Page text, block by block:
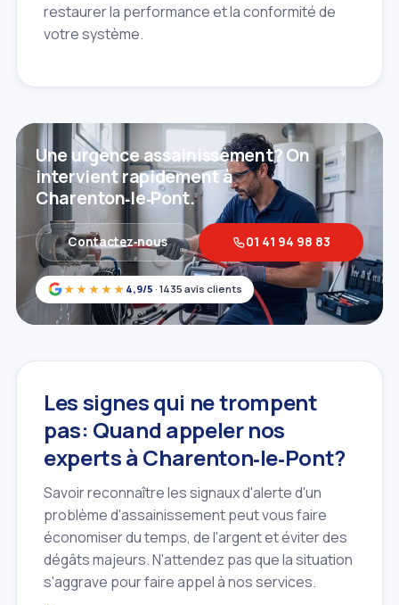
restaurer la performance et la conformité de
votre système.
★★★★★ 4,9/5 · 1435 avis clients
Une urgence assainissement? On
intervient rapidement à
Charenton‑le‑Pont.
Contactez‑nous 01 41 94 98 83
Les signes qui ne trompent
pas: Quand appeler nos
experts à Charenton‑le‑Pont?
Savoir reconnaître les signaux d'alerte d'un
problème d'assainissement peut vous faire
économiser du temps, de l'argent et éviter des
dégâts majeurs. N'attendez pas que la situation
s'aggrave pour faire appel à nos services.